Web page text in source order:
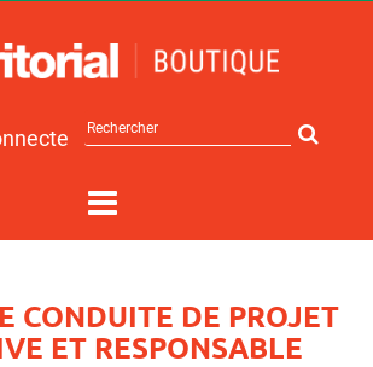
sur
CONDUITE DE PROJET
ET RESPONSABLE